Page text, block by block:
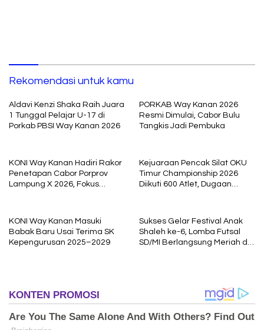
Rekomendasi untuk kamu
Aldavi Kenzi Shaka Raih Juara
1 Tunggal Pelajar U-17 di
Porkab PBSI Way Kanan 2026
PORKAB Way Kanan 2026
Resmi Dimulai, Cabor Bulu
Tangkis Jadi Pembuka
KONI Way Kanan Hadiri Rakor
Penetapan Cabor Porprov
Lampung X 2026, Fokus
Kejuaraan Pencak Silat OKU
Timur Championship 2026
Diikuti 600 Atlet, Dugaan
KONI Way Kanan Masuki
Babak Baru Usai Terima SK
Kepengurusan 2025–2029
Sukses Gelar Festival Anak
Shaleh ke-6, Lomba Futsal
SD/MI Berlangsung Meriah di